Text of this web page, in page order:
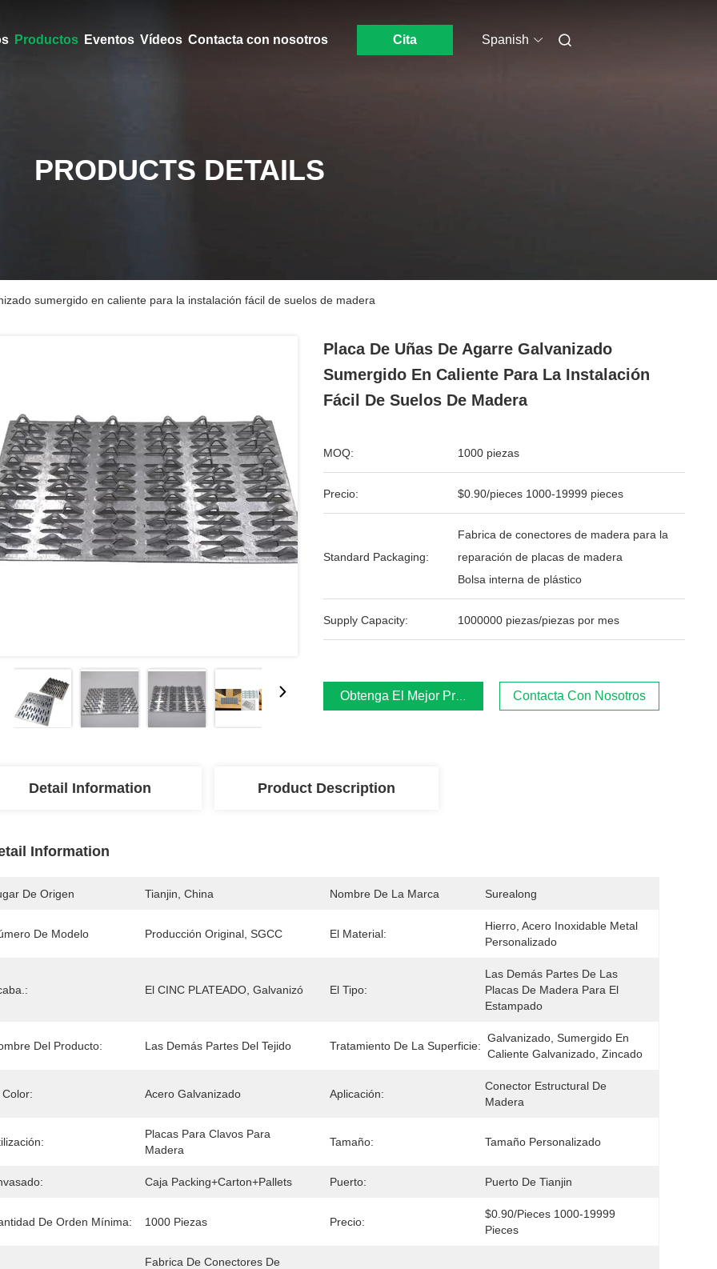
Productos Eventos Vídeos Contacta con nosotros Cita Spanish
PRODUCTS DETAILS
sumergido en caliente para la instalación fácil de suelos de madera
Placa De Uñas De Agarre Galvanizado
Sumergido En Caliente Para La Instalación
Fácil De Suelos De Madera
MOQ: 1000 piezas
Precio: $0.90/pieces 1000-19999 pieces
Standard Packaging:
Fabrica de conectores de madera para la
reparación de placas de madera
Bolsa interna de plástico
Supply Capacity: 1000000 piezas/piezas por mes
Obtenga El Mejor Precio Contacta Con Nosotros
Detail Information Product Description
Information
De Origen Tianjin, China Nombre De La Marca Surealong
De Modelo Producción Original, SGCC El Material:
Hierro, Acero Inoxidable Metal
Personalizado
El CINC PLATEADO, Galvanizó El Tipo:
Las Demás Partes De Las
Placas De Madera Para El
Estampado
Del Producto: Las Demás Partes Del Tejido Tratamiento De La Superficie:
Galvanizado, Sumergido En
Caliente Galvanizado, Zincado
Color: Acero Galvanizado Aplicación:
Conector Estructural De
Madera
Placas Para Clavos Para
Madera
Tamaño: Tamaño Personalizado
Caja Packing+carton+pallets Puerto: Puerto De Tianjin
De Orden Mínima: 1000 Piezas Precio:
$0.90/pieces 1000-19999
Pieces
Fabrica De Conectores De